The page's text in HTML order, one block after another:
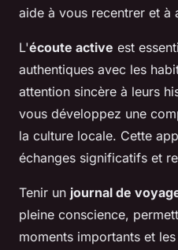
aide à vous recentrer et à
L'écoute active est
authentiques avec les
attention sincère à leurs
vous développez une
la culture locale. Cette
échanges significatifs et
Tenir un journal de
pleine conscience,
moments importants et